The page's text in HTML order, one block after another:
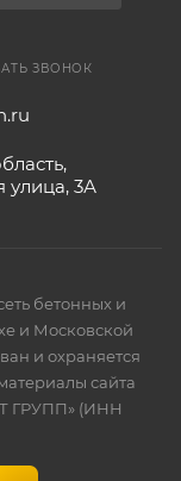
ЗВОНОК
улица, 3А
бетонных и
и Московской
и охраняется
сайта
ГРУПП» (ИНН